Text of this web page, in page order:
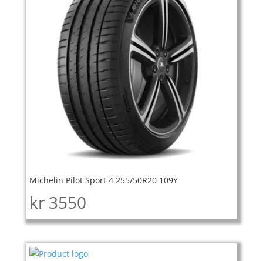
Michelin Pilot Sport 4 255/50R20 109Y
kr 3550